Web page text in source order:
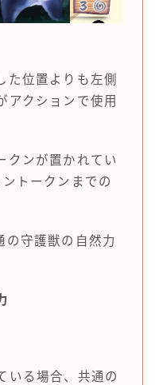
た位置よりも左側
アクションで使用
クンが置かれてい
トークンまでの
の守護獣の自然力
いる場合、共通の